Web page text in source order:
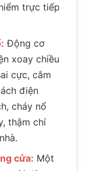
trực tiếp
Động cơ
xoay chiều
cực, cắm
điện
cháy nổ
thậm chí
cửa: Một